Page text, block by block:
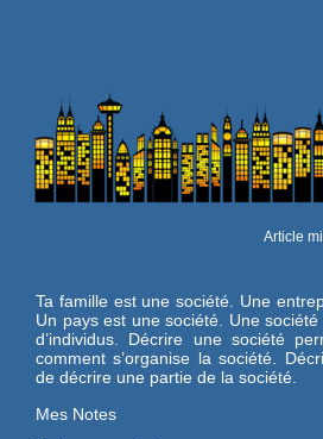
Article
Ta famille est une société. Une
Un pays est une société. Une
d’individus. Décrire une société
comment s’organise la société.
de décrire une partie de la société.
Mes Notes